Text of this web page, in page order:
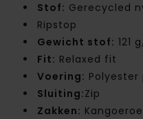
Stof: Gerecycled
Ripstop
Gewicht stof: 121
Fit: Relaxed fit
Voering:
Sluiting:Zip
Zakken: